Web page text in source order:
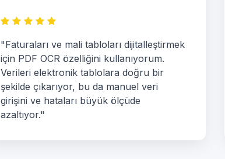
"Faturaları ve mali tabloları dijitalleştirmek
için PDF OCR özelliğini kullanıyorum.
Verileri elektronik tablolara doğru bir
şekilde çıkarıyor, bu da manuel veri
girişini ve hataları büyük ölçüde
azaltıyor."